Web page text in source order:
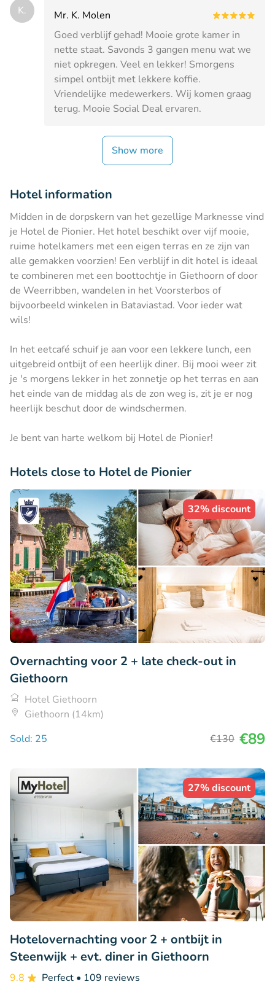
K.
Mr. K. Molen
Goed verblijf gehad! Mooie grote kamer in
nette staat. Savonds 3 gangen menu wat we
niet opkregen. Veel en lekker! Smorgens
simpel ontbijt met lekkere koffie.
Vriendelijke medewerkers. Wij komen graag
terug. Mooie Social Deal ervaren.
Show more
Hotel information
Midden in de dorpskern van het gezellige Marknesse vind
je Hotel de Pionier. Het hotel beschikt over vijf mooie,
ruime hotelkamers met een eigen terras en ze zijn van
alle gemakken voorzien! Een verblijf in dit hotel is ideaal
te combineren met een boottochtje in Giethoorn of door
de Weerribben, wandelen in het Voorsterbos of
bijvoorbeeld winkelen in Bataviastad. Voor ieder wat
wils!
In het eetcafé schuif je aan voor een lekkere lunch, een
uitgebreid ontbijt of een heerlijk diner. Bij mooi weer zit
je 's morgens lekker in het zonnetje op het terras en aan
het einde van de middag als de zon weg is, zit je er nog
heerlijk beschut door de windschermen.
Je bent van harte welkom bij Hotel de Pionier!
Hotels close to Hotel de Pionier
32% discount
Overnachting voor 2 + late check-out in
Giethoorn
Hotel Giethoorn
Giethoorn (14km)
Sold: 25
€130 €89
27% discount
Hotelovernachting voor 2 + ontbijt in
Steenwijk + evt. diner in Giethoorn
9.8 Perfect • 109 reviews